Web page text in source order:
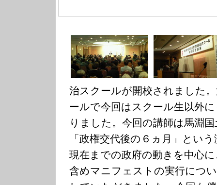
治スクールが開校されました
ールで今回はスクール生以外
りました。今回の講師は馬淵
「政権交代後の６ヵ月」とい
現在までの政府の動きを中心
含めマニフェストの実行につ